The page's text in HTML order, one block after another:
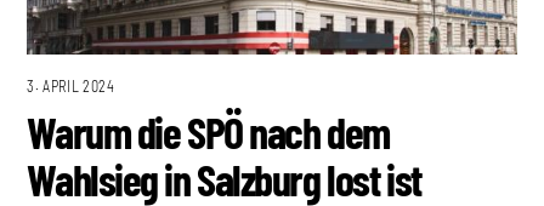
3. APRIL 2024
Warum die SPÖ nach dem
Wahlsieg in Salzburg lost ist